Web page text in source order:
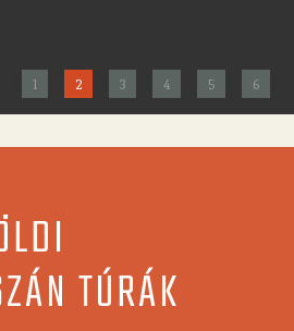
1 2 3 4 5 6
TÚRÁK